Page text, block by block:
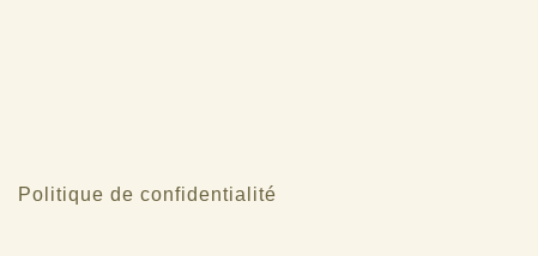
Politique de confidentialité